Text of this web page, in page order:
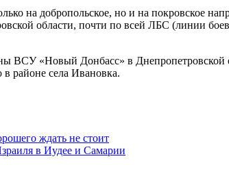
на добропольское, но и на покровское
области, почти по всей ЛБС (линии
«Новый Донбасс» в Днепропетровской
районе села Ивановка.
ждать не стоит
в Иудее и Самарии